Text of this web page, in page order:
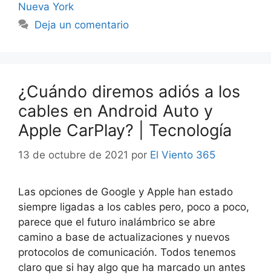
Nueva York
Deja un comentario
¿Cuándo diremos adiós a los
cables en Android Auto y
Apple CarPlay? | Tecnología
13 de octubre de 2021 por El Viento 365
Las opciones de Google y Apple han estado
siempre ligadas a los cables pero, poco a poco,
parece que el futuro inalámbrico se abre
camino a base de actualizaciones y nuevos
protocolos de comunicación. Todos tenemos
claro que si hay algo que ha marcado un antes